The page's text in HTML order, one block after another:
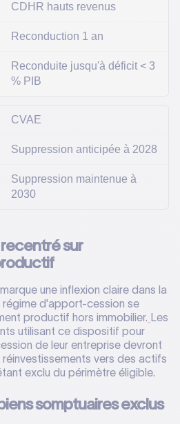
CDHR hauts revenus
Reconduction 1 an
Reconduite jusqu'à déficit < 3
% PIB
CVAE
Suppression anticipée à 2028
Suppression maintenue à
2030
sur
une inflexion claire dans la
régime d'apport-cession se
productif hors immobilier. Les
utilisant ce dispositif pour
de leur entreprise devront
vers des actifs
exclu du périmètre éligible.
somptuaires exclus